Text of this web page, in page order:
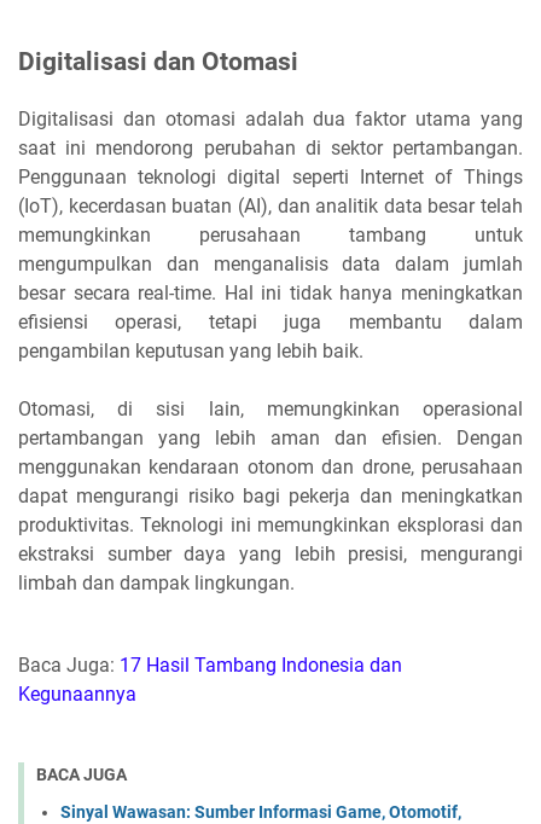
Digitalisasi dan Otomasi
Digitalisasi dan otomasi adalah dua faktor utama yang
saat ini mendorong perubahan di sektor pertambangan.
Penggunaan teknologi digital seperti Internet of Things
(IoT), kecerdasan buatan (AI), dan analitik data besar telah
memungkinkan perusahaan tambang untuk
mengumpulkan dan menganalisis data dalam jumlah
besar secara real-time. Hal ini tidak hanya meningkatkan
efisiensi operasi, tetapi juga membantu dalam
pengambilan keputusan yang lebih baik.
Otomasi, di sisi lain, memungkinkan operasional
pertambangan yang lebih aman dan efisien. Dengan
menggunakan kendaraan otonom dan drone, perusahaan
dapat mengurangi risiko bagi pekerja dan meningkatkan
produktivitas. Teknologi ini memungkinkan eksplorasi dan
ekstraksi sumber daya yang lebih presisi, mengurangi
limbah dan dampak lingkungan.
Baca Juga: 17 Hasil Tambang Indonesia dan
Kegunaannya
BACA JUGA
Sinyal Wawasan: Sumber Informasi Game, Otomotif,